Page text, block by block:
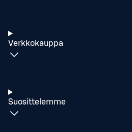
Verkkokauppa
Suosittelemme